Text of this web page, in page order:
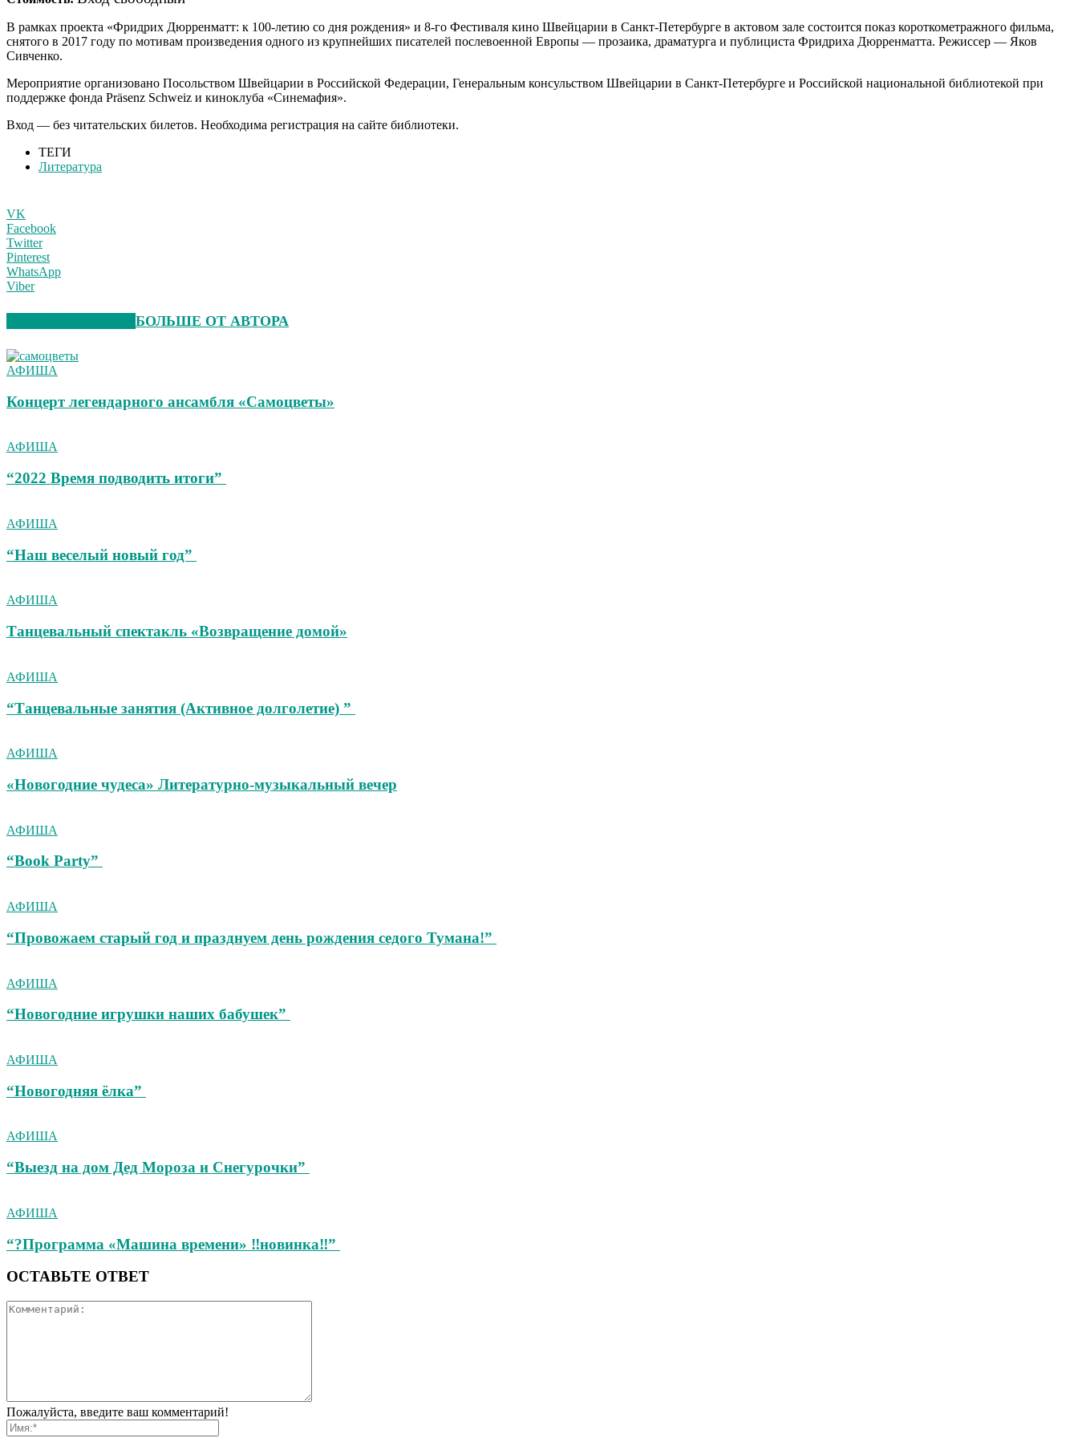
В рамках проекта «Фридрих Дюрренматт: к 100-летию со дня рождения» и 8-го Фестиваля кино Швейцарии в Санкт-Петербурге в актовом зале состоится показ короткометражного фильма,
снятого в 2017 году по мотивам произведения одного из крупнейших писателей послевоенной Европы — прозаика, драматурга и публициста Фридриха Дюрренматта. Режиссер — Яков
Сивченко.
Мероприятие организовано Посольством Швейцарии в Российской Федерации, Генеральным консульством Швейцарии в Санкт-Петербурге и Российской национальной библиотекой при
поддержке фонда Präsenz Schweiz и киноклуба «Синемафия».
Вход — без читательских билетов. Необходима регистрация на сайте библиотеки.
ТЕГИ
Литература
VK
Facebook
Twitter
Pinterest
WhatsApp
Viber
БОЛЬШЕ ОТ АВТОРА
АФИША
Концерт легендарного ансамбля «Самоцветы»
АФИША
“2022 Время подводить итоги”
АФИША
“Наш веселый новый год”
АФИША
Танцевальный спектакль «Возвращение домой»
АФИША
“Танцевальные занятия (Активное долголетие) ”
АФИША
«Новогодние чудеса» Литературно-музыкальный вечер
АФИША
“Book Party”
АФИША
“Провожаем старый год и празднуем день рождения седого Тумана!”
АФИША
“Новогодние игрушки наших бабушек”
АФИША
“Новогодняя ёлка”
АФИША
“Выезд на дом Дед Мороза и Снегурочки”
АФИША
“?Программа «Машина времени» ‼новинка‼”
ОСТАВЬТЕ ОТВЕТ
Пожалуйста, введите ваш комментарий!